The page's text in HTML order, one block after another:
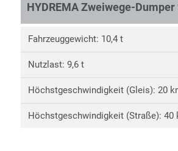
HYDREMA Zweiwege-Dumper
Fahrzeuggewicht: 10,4 t
Nutzlast: 9,6 t
Höchstgeschwindigkeit (Gleis): 20
Höchstgeschwindigkeit (Straße): 40